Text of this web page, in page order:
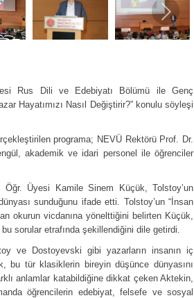
Rus Dili ve Edebiyatı Bölümü ile Genç
Hayatımızı Nasıl Değiştirir?” konulu söyleşi
programa; NEVÜ Rektörü Prof. Dr.
akademik ve idari personel ile öğrenciler
Öğr. Üyesi Kamile Sinem Küçük, Tolstoy’un
sunduğunu ifade etti. Tolstoy’un “İnsan
okurun vicdanına yönelttiğini belirten Küçük,
sorular etrafında şekillendiğini dile getirdi.
ve Dostoyevski gibi yazarların insanın iç
bu tür klasiklerin bireyin düşünce dünyasını
anlamlar katabildiğine dikkat çeken Aktekin,
öğrencilerin edebiyat, felsefe ve sosyal